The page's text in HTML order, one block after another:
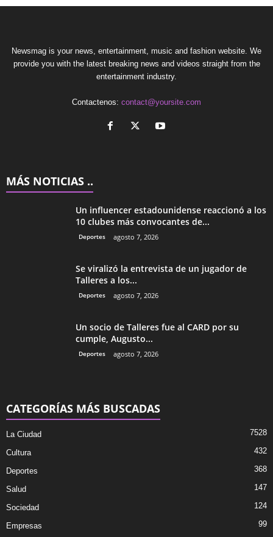
Newsmag is your news, entertainment, music and fashion website. We
provide you with the latest breaking news and videos straight from the
entertainment industry.
Contactenos: contact@yoursite.com
MÁS NOTICIAS ..
Un influencer estadounidense reaccionó a los
10 clubes más convocantes de...
Deportes agosto 7, 2026
Se viralizó la entrevista de un jugador de
Talleres a los...
Deportes agosto 7, 2026
Un socio de Talleres fue al CARD por su
cumple, Augusto...
Deportes agosto 7, 2026
CATEGORÍAS MÁS BUSCADAS
La Ciudad 7528
Cultura 432
Deportes 368
Salud 147
Sociedad 124
Empresas 99